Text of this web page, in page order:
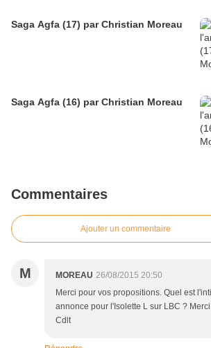
Saga Agfa (17) par Christian Moreau
Saga Agfa (16) par Christian Moreau
Commentaires
Ajouter un commentaire
M MOREAU 26/08/2015 20:50
Merci pour vos propositions. Quel est
annonce pour l'Isolette L sur LBC ?
Cdlt